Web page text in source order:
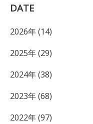
DATE
2026年 (14)
2025年 (29)
2024年 (38)
2023年 (68)
2022年 (97)